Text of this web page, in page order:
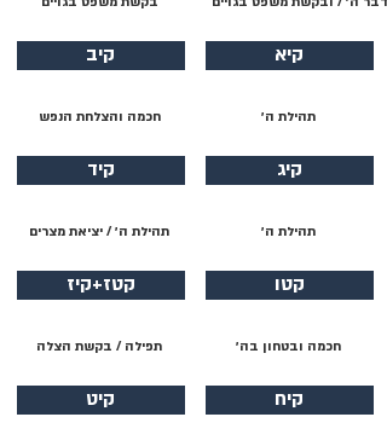
קיא
תהילת ה׳
קיג
תהילת ה׳
קטו
חכמה ובטחון בה׳
קיח
קיב
חכמה והצלחת הנפש
קיד
תהילת ה׳ / יציאת מצרים
קטז+קיז
תפילה / בקשת הצלה
קיט